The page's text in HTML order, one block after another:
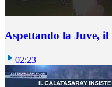
Aspettando la Juve,
02:23